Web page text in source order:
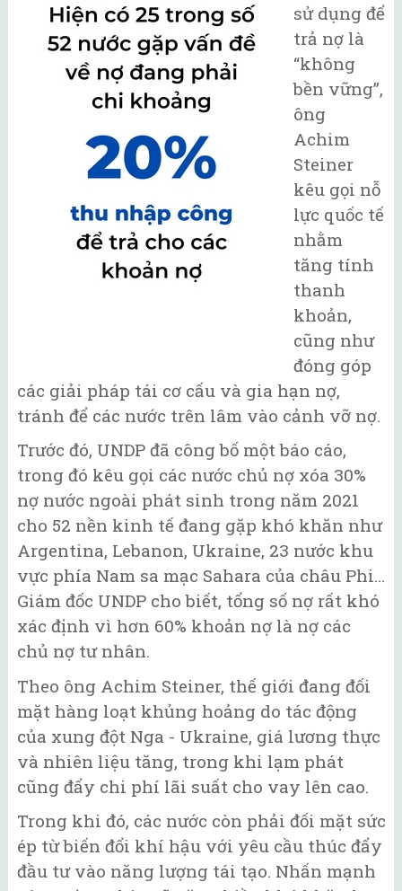
sử dụng để
trả nợ là
“không
bền vững”,
ông
Achim
Steiner
kêu gọi nỗ
lực quốc tế
nhằm
tăng tính
thanh
khoản,
cũng như
đóng góp
các giải pháp tái cơ cấu và gia hạn nợ,
tránh để các nước trên lâm vào cảnh vỡ nợ.
Trước đó, UNDP đã công bố một báo cáo,
trong đó kêu gọi các nước chủ nợ xóa 30%
nợ nước ngoài phát sinh trong năm 2021
cho 52 nền kinh tế đang gặp khó khăn như
Argentina, Lebanon, Ukraine, 23 nước khu
vực phía Nam sa mạc Sahara của châu Phi...
Giám đốc UNDP cho biết, tổng số nợ rất khó
xác định vì hơn 60% khoản nợ là nợ các
chủ nợ tư nhân.
Theo ông Achim Steiner, thế giới đang đối
mặt hàng loạt khủng hoảng do tác động
của xung đột Nga - Ukraine, giá lương thực
và nhiên liệu tăng, trong khi lạm phát
cũng đẩy chi phí lãi suất cho vay lên cao.
Trong khi đó, các nước còn phải đối mặt sức
ép từ biến đổi khí hậu với yêu cầu thúc đẩy
đầu tư vào năng lượng tái tạo. Nhấn mạnh